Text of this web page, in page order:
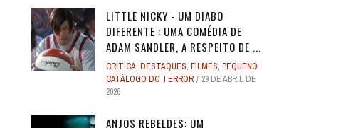
LITTLE NICKY - UM DIABO
DIFERENTE : UMA COMÉDIA DE
ADAM SANDLER, A RESPEITO DE ...
CRÍTICA, DESTAQUES, FILMES, PEQUENO
CATÁLOGO DO TERROR
29 DE ABRIL DE
2026
ANJOS REBELDES: UM